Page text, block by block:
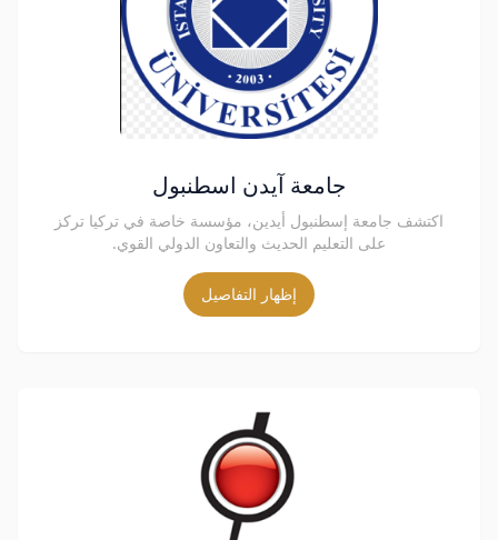
جامعة آيدن اسطنبول
اكتشف جامعة إسطنبول أيدين، مؤسسة خاصة في تركيا تركز
على التعليم الحديث والتعاون الدولي القوي.
إظهار التفاصيل